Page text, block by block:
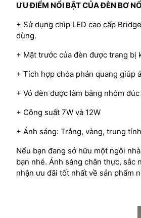
ƯU ĐIỂM NỔI BẬT CỦA ĐÈN BƠ
+ Sử dụng chip LED cao cấp
dùng.
+ Mặt trước của đèn được trang bị
+ Tích hợp chóa phản quang giúp
+ Vỏ đèn được làm bằng nhôm
+ Công suất 7W và 12W
+ Ánh sáng: Trắng, vàng, trung
Nếu bạn đang sở hữu một ngôi
bạn nhé. Ánh sáng chân thực,
nhận ưu đãi tốt nhất về sản phẩm